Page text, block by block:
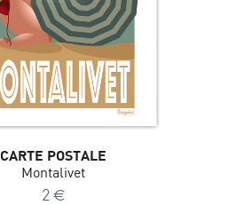
CARTE POSTALE
Montalivet
2 €